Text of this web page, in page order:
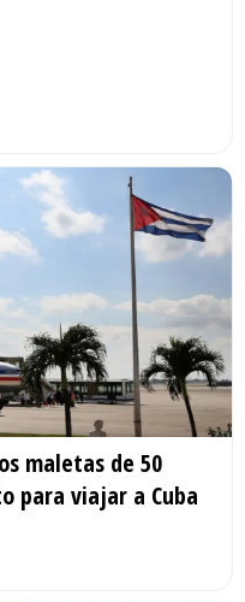
maletas de 50
para viajar a Cuba